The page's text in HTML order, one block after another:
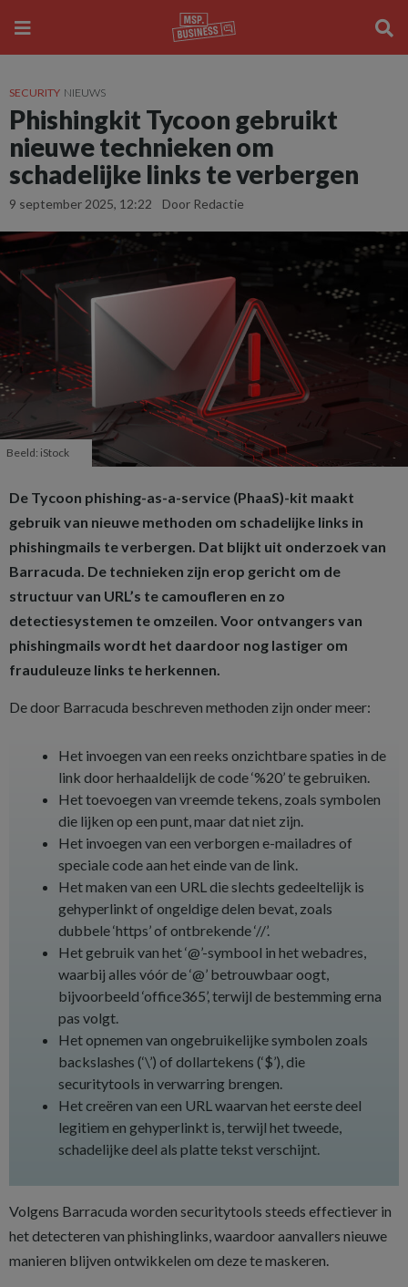
SECURITY NIEUWS
Phishingkit Tycoon gebruikt
nieuwe technieken om
schadelijke links te verbergen
9 september 2025, 12:22 Door Redactie
Beeld: iStock
De Tycoon phishing-as-a-service (PhaaS)-kit maakt
gebruik van nieuwe methoden om schadelijke links in
phishingmails te verbergen. Dat blijkt uit onderzoek van
Barracuda. De technieken zijn erop gericht om de
structuur van URL’s te camoufleren en zo
detectiesystemen te omzeilen. Voor ontvangers van
phishingmails wordt het daardoor nog lastiger om
frauduleuze links te herkennen.
De door Barracuda beschreven methoden zijn onder meer:
Het invoegen van een reeks onzichtbare spaties in de
link door herhaaldelijk de code ‘%20’ te gebruiken.
Het toevoegen van vreemde tekens, zoals symbolen
die lijken op een punt, maar dat niet zijn.
Het invoegen van een verborgen e-mailadres of
speciale code aan het einde van de link.
Het maken van een URL die slechts gedeeltelijk is
gehyperlinkt of ongeldige delen bevat, zoals
dubbele ‘https’ of ontbrekende ‘//’.
Het gebruik van het ‘@’-symbool in het webadres,
waarbij alles vóór de ‘@’ betrouwbaar oogt,
bijvoorbeeld ‘office365’, terwijl de bestemming erna
pas volgt.
Het opnemen van ongebruikelijke symbolen zoals
backslashes (‘\’) of dollartekens (‘$’), die
securitytools in verwarring brengen.
Het creëren van een URL waarvan het eerste deel
legitiem en gehyperlinkt is, terwijl het tweede,
schadelijke deel als platte tekst verschijnt.
Volgens Barracuda worden securitytools steeds effectiever in
het detecteren van phishinglinks, waardoor aanvallers nieuwe
manieren blijven ontwikkelen om deze te maskeren.